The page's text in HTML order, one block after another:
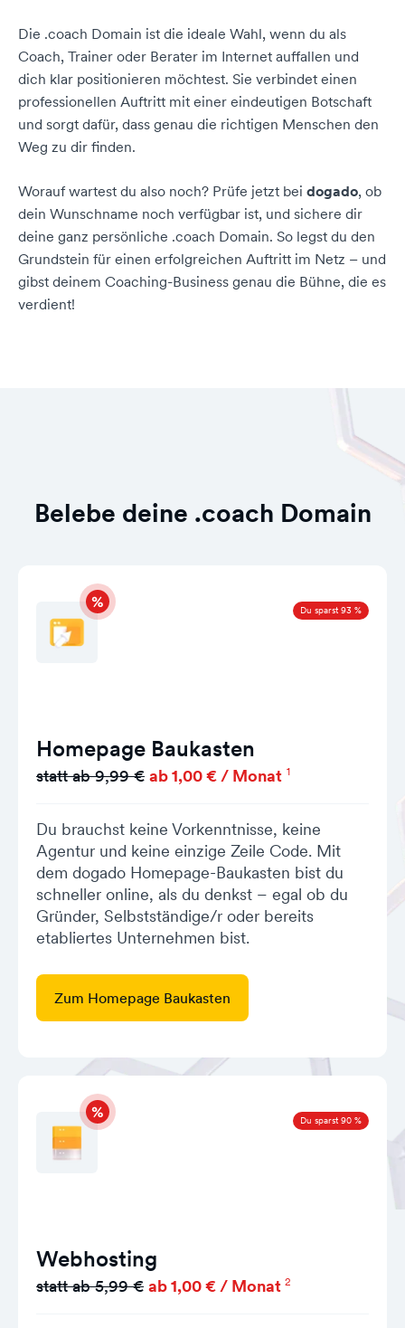
Die .coach Domain ist die ideale Wahl, wenn du als
Coach, Trainer oder Berater im Internet auffallen und
dich klar positionieren möchtest. Sie verbindet einen
professionellen Auftritt mit einer eindeutigen Botschaft
und sorgt dafür, dass genau die richtigen Menschen den
Weg zu dir finden.
Worauf wartest du also noch? Prüfe jetzt bei dogado, ob
dein Wunschname noch verfügbar ist, und sichere dir
deine ganz persönliche .coach Domain. So legst du den
Grundstein für einen erfolgreichen Auftritt im Netz – und
gibst deinem Coaching-Business genau die Bühne, die es
verdient!
Belebe deine .coach Domain
Du sparst 93 %
Homepage Baukasten
statt ab 9,99 € ab 1,00 € / Monat 1
Du brauchst keine Vorkenntnisse, keine
Agentur und keine einzige Zeile Code. Mit
dem dogado Homepage-Baukasten bist du
schneller online, als du denkst – egal ob du
Gründer, Selbstständige/r oder bereits
etabliertes Unternehmen bist.
Zum Homepage Baukasten
Du sparst 90 %
Webhosting
statt ab 5,99 € ab 1,00 € / Monat 2